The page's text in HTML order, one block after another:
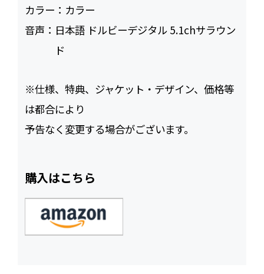
カラー： カラー
音声： 日本語 ドルビーデジタル 5.1chサラウン
ド
※仕様、特典、ジャケット・デザイン、価格等
は都合により
予告なく変更する場合がございます。
購入はこちら